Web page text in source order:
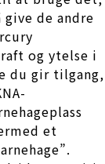
de andre
og ytelse i
du gir tilgang,
et